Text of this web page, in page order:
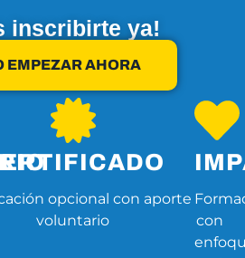
inscribirte ya!
EMPEZAR AHORA
opcional con aporte
voluntario
con